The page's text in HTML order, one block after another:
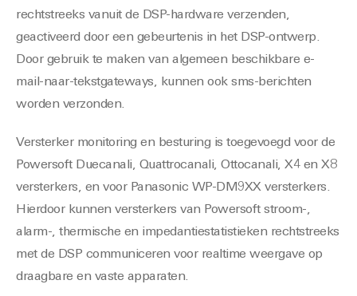
rechtstreeks vanuit de DSP-hardware verzenden,
geactiveerd door een gebeurtenis in het DSP-ontwerp.
Door gebruik te maken van algemeen beschikbare e-
mail-naar-tekstgateways, kunnen ook sms-berichten
worden verzonden.
Versterker monitoring en besturing is toegevoegd voor de
Powersoft Duecanali, Quattrocanali, Ottocanali, X4 en X8
versterkers, en voor Panasonic WP-DM9XX versterkers.
Hierdoor kunnen versterkers van Powersoft stroom-,
alarm-, thermische en impedantiestatistieken rechtstreeks
met de DSP communiceren voor realtime weergave op
draagbare en vaste apparaten.